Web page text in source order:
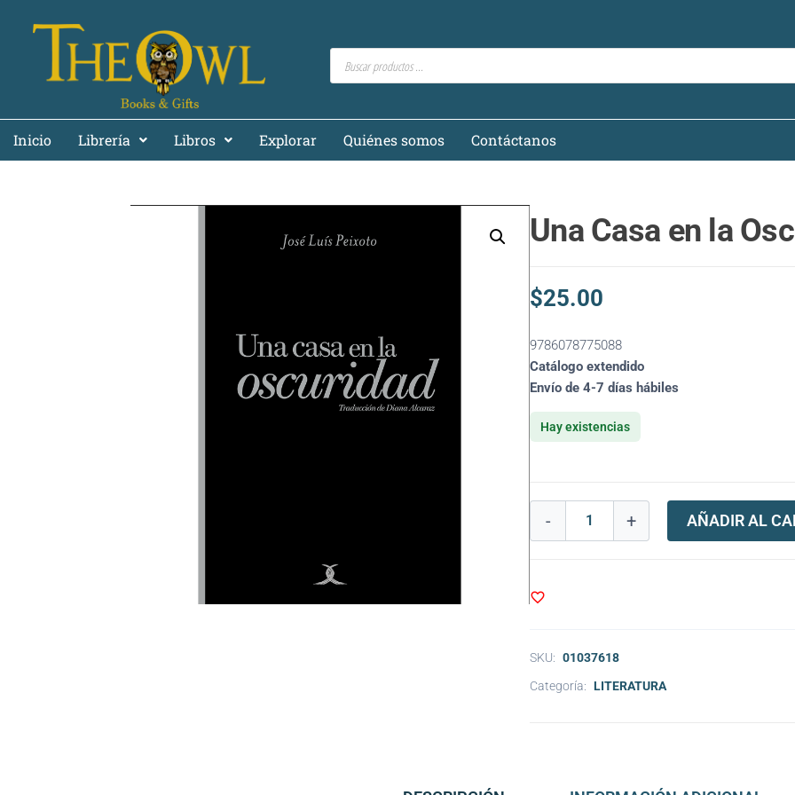
Inicio Librería Libros Explorar Quiénes somos Contáctanos
Una Casa en la
$25.00
9786078775088
Catálogo extendido
Envío de 4-7 días hábiles
Hay existencias
- + AÑADIR AL
SKU: 01037618
Categoría: LITERATURA